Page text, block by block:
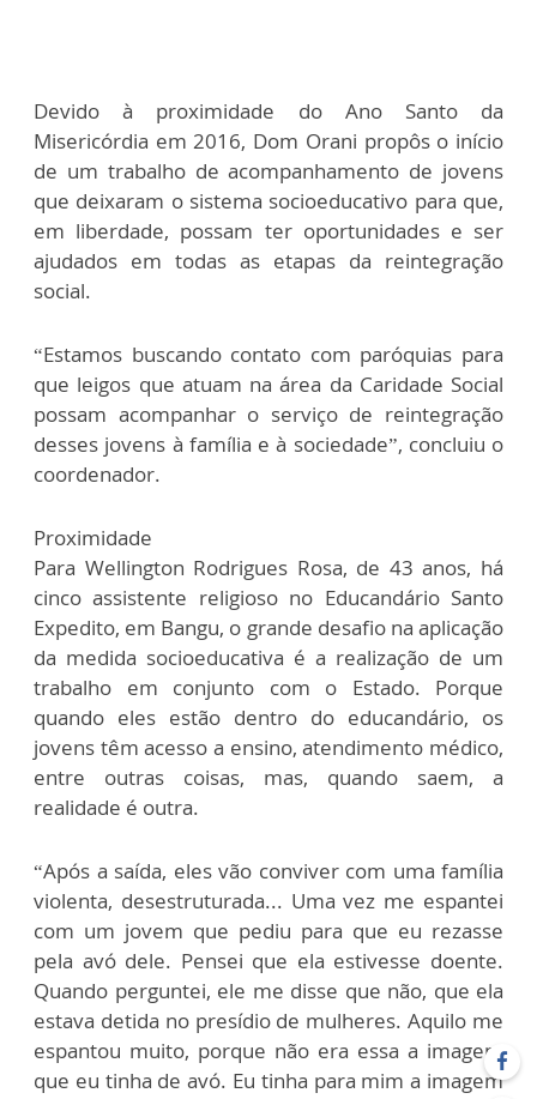
Devido à proximidade do Ano Santo da
Misericórdia em 2016, Dom Orani propôs o início
de um trabalho de acompanhamento de jovens
que deixaram o sistema socioeducativo para que,
em liberdade, possam ter oportunidades e ser
ajudados em todas as etapas da reintegração
social.
“Estamos buscando contato com paróquias para
que leigos que atuam na área da Caridade Social
possam acompanhar o serviço de reintegração
desses jovens à família e à sociedade”, concluiu o
coordenador.
Proximidade
Para Wellington Rodrigues Rosa, de 43 anos, há
cinco assistente religioso no Educandário Santo
Expedito, em Bangu, o grande desafio na aplicação
da medida socioeducativa é a realização de um
trabalho em conjunto com o Estado. Porque
quando eles estão dentro do educandário, os
jovens têm acesso a ensino, atendimento médico,
entre outras coisas, mas, quando saem, a
realidade é outra.
“Após a saída, eles vão conviver com uma família
violenta, desestruturada... Uma vez me espantei
com um jovem que pediu para que eu rezasse
pela avó dele. Pensei que ela estivesse doente.
Quando perguntei, ele me disse que não, que ela
estava detida no presídio de mulheres. Aquilo me
espantou muito, porque não era essa a imagem
que eu tinha de avó. Eu tinha para mim a imagem